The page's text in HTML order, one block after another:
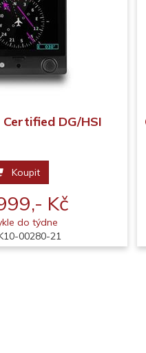
DG/HSI
Koupit
Kč
do týdne
00280-21